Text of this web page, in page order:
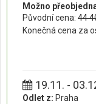
Možno
Původní cena: 44
Konečná cena za
19.11. -
Odlet z: Praha